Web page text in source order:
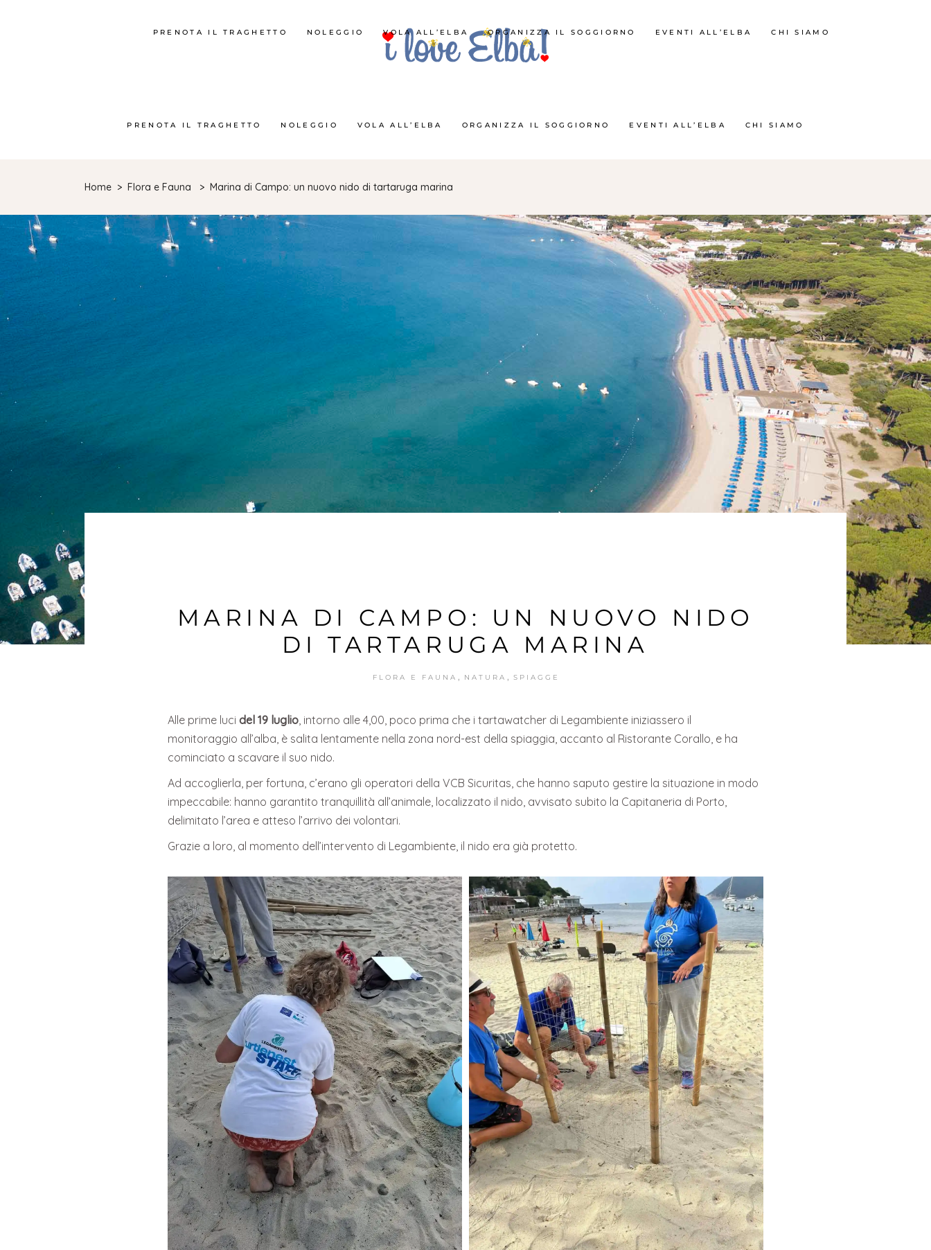
PRENOTA IL TRAGHETTO NOLEGGIO VOLA ALL’ELBA ORGANIZZA IL SOGGIORNO EVENTI ALL’ELBA CHI SIAMO
PRENOTA IL TRAGHETTO NOLEGGIO VOLA ALL’ELBA ORGANIZZA IL SOGGIORNO EVENTI ALL’ELBA CHI SIAMO
Home > Flora e Fauna > Marina di Campo: un nuovo nido di tartaruga marina
MARINA DI CAMPO: UN NUOVO NIDO
DI TARTARUGA MARINA
FLORA E FAUNA , NATURA , SPIAGGE
Alle prime luci del 19 luglio, intorno alle 4,00, poco prima che i tartawatcher di Legambiente iniziassero il
monitoraggio all’alba, è salita lentamente nella zona nord-est della spiaggia, accanto al Ristorante Corallo, e ha
cominciato a scavare il suo nido.
Ad accoglierla, per fortuna, c’erano gli operatori della VCB Sicuritas, che hanno saputo gestire la situazione in modo
impeccabile: hanno garantito tranquillità all’animale, localizzato il nido, avvisato subito la Capitaneria di Porto,
delimitato l’area e atteso l’arrivo dei volontari.
Grazie a loro, al momento dell’intervento di Legambiente, il nido era già protetto.